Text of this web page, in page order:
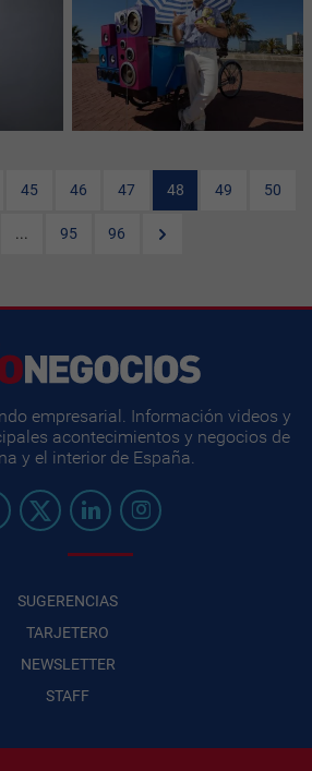
45 46 47 48 49 50
... 95 96
empresarial. Información videos y
acontecimientos y negocios de
y el interior de España.
SUGERENCIAS
TARJETERO
NEWSLETTER
STAFF